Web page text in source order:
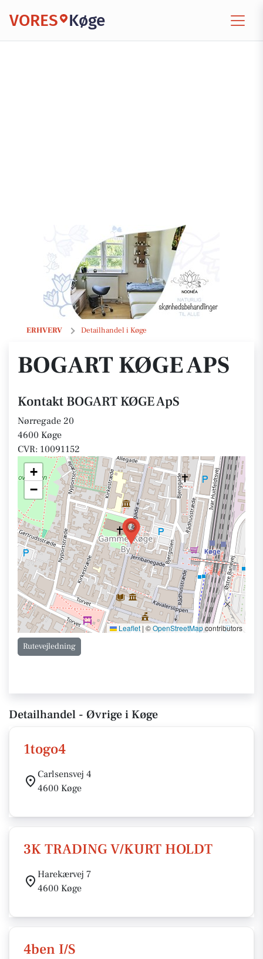
VORES Køge
ERHVERV Detailhandel i Køge
BOGART KØGE ApS
BOGART KØGE APS
Kontakt BOGART KØGE ApS
Nørregade 20
4600 Køge
CVR: 10091152
+
−
Leaflet | ©OpenStreetMapcontributors
Rutevejledning
Detailhandel - Øvrige i Køge
1togo4
Carlsensvej 4
4600 Køge
3K TRADING V/KURT HOLDT
Harekærvej 7
4600 Køge
4ben I/S